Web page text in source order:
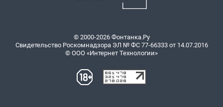
© 2000-2026 Фонтанка.Ру
Свидетельство Роскомнадзора ЭЛ № ФС 77-66333 от 14.07.2016
© ООО «Интернет Технологии»